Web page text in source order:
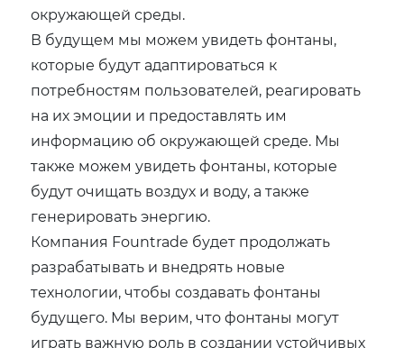
окружающей среды.
В будущем мы можем увидеть фонтаны,
которые будут адаптироваться к
потребностям пользователей, реагировать
на их эмоции и предоставлять им
информацию об окружающей среде. Мы
также можем увидеть фонтаны, которые
будут очищать воздух и воду, а также
генерировать энергию.
Компания Fountrade будет продолжать
разрабатывать и внедрять новые
технологии, чтобы создавать фонтаны
будущего. Мы верим, что фонтаны могут
играть важную роль в создании устойчивых